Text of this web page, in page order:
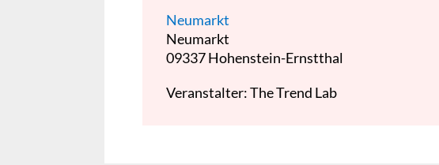
Neumarkt
Neumarkt
09337Hohenstein-Ernstthal
Veranstalter: The Trend Lab